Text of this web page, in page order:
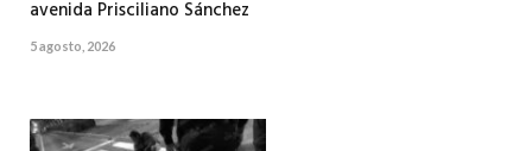
avenida Prisciliano Sánchez
5 agosto, 2026